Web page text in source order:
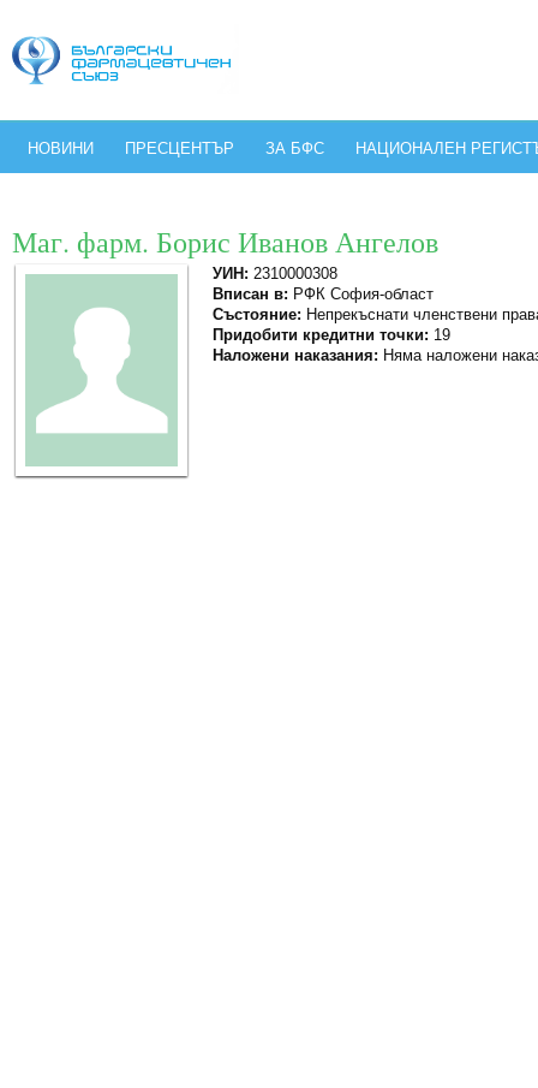
НОВИНИ ПРЕСЦЕНТЪР ЗА БФС НАЦИОНАЛЕН
Маг. фарм. Борис Иванов Ангелов
УИН: 2310000308
Вписан в: РФК София-област
Състояние: Непрекъснати членствени
Придобити кредитни точки: 19
Наложени наказания: Няма наложени